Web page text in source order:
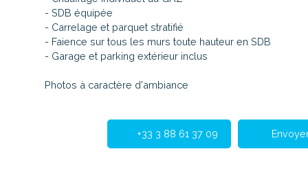
- SDB équipée
- Carrelage et parquet stratifié
- Faience sur tous les murs toute hauteur en SDB
- Garage et parking extérieur inclus
Photos à caractère d'ambiance
+33 3 88 61 37 09